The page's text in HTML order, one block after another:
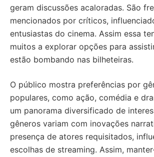
geram discussões acaloradas. São
mencionados por críticos,
entusiastas do cinema. Assim essa
muitos a explorar opções para
estão bombando nas bilheteiras.
O público mostra preferências por
populares, como ação, comédia e
um panorama diversificado de
gêneros variam com inovações
presença de atores requisitados,
escolhas de streaming. Assim,